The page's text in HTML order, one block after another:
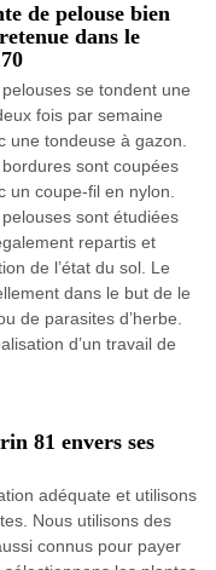
de pelouse bien
dans le
se tondent une
fois par semaine
une tondeuse à gazon.
bordures sont coupées
un coupe-fil en nylon.
sont étudiées
repartis et
de l’état du sol. Le
dans le but de le
de parasites d’herbe.
d’un travail de
81 envers ses
adéquate et utilisons
Nous utilisons des
connus pour payer